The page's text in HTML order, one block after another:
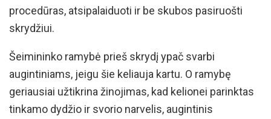
procedūras, atsipalaiduoti ir be skubos pasiruošti
skrydžiui.
Šeimininko ramybė prieš skrydį ypač svarbi
augintiniams, jeigu šie keliauja kartu. O ramybę
geriausiai užtikrina žinojimas, kad kelionei parinktas
tinkamo dydžio ir svorio narvelis, augintinis